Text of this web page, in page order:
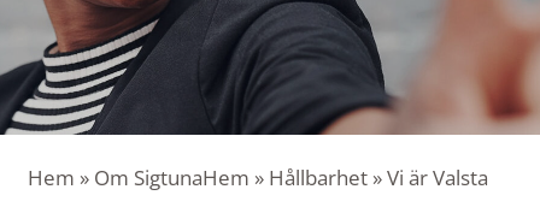
Hem » Om SigtunaHem » Hållbarhet»Vi är Valsta